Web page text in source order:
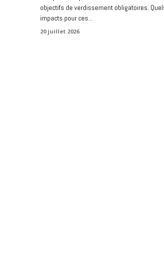
objectifs de verdissement obligatoires.
impacts pour ces...
20 juillet 2026